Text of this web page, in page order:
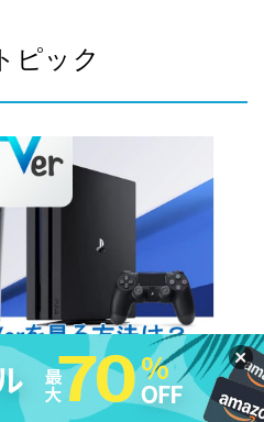
ピック